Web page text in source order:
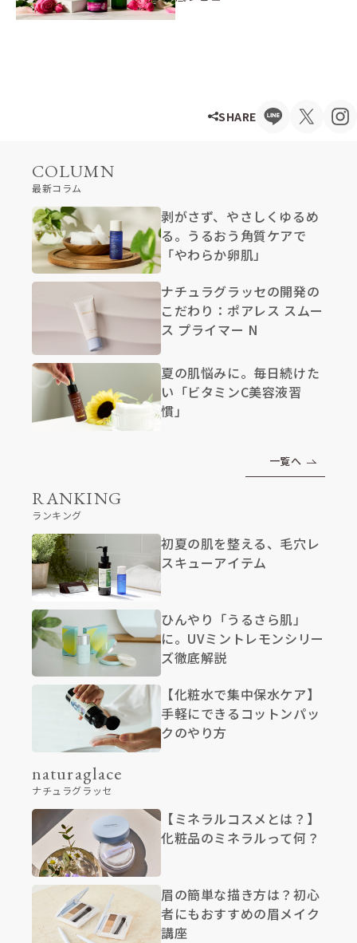
SHARE
COLUMN
最新コラム
剥がさず、やさしくゆるめ
る。うるおう角質ケアで
「やわらか卵肌」
ナチュラグラッセの開発の
こだわり：ポアレス スムー
ス プライマー N
夏の肌悩みに。毎日続けた
い「ビタミンC美容液習
慣」
一覧へ
RANKING
ランキング
初夏の肌を整える、毛穴レ
スキューアイテム
ひんやり「うるさら肌」
に。UVミントレモンシリー
ズ徹底解説
【化粧水で集中保水ケア】
手軽にできるコットンパッ
クのやり方
naturaglace
ナチュラグラッセ
【ミネラルコスメとは？】
化粧品のミネラルって何？
眉の簡単な描き方は？初心
者にもおすすめの眉メイク
講座